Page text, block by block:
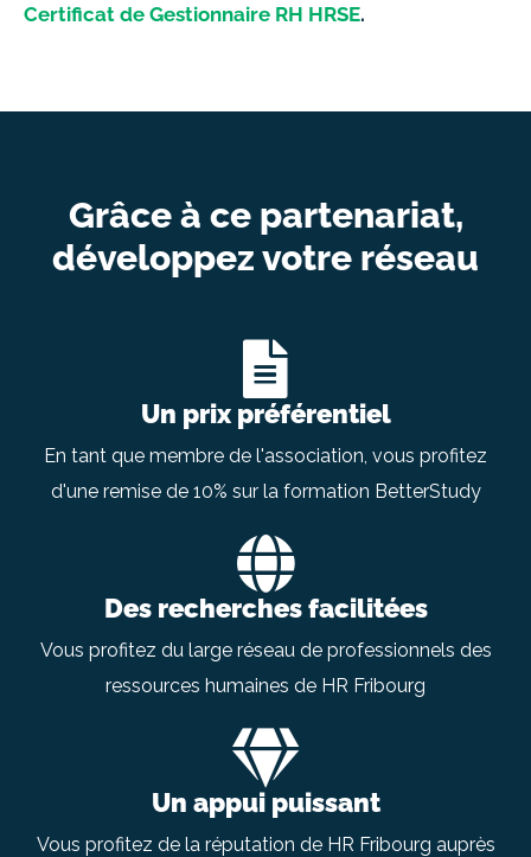
Certificat de Gestionnaire RH HRSE.
Grâce à ce partenariat,
développez votre réseau
Un prix préférentiel
En tant que membre de l'association, vous profitez
d'une remise de 10% sur la formation BetterStudy
Des recherches facilitées
Vous profitez du large réseau de professionnels des
ressources humaines de HR Fribourg
Un appui puissant
Vous profitez de la réputation de HR Fribourg auprès